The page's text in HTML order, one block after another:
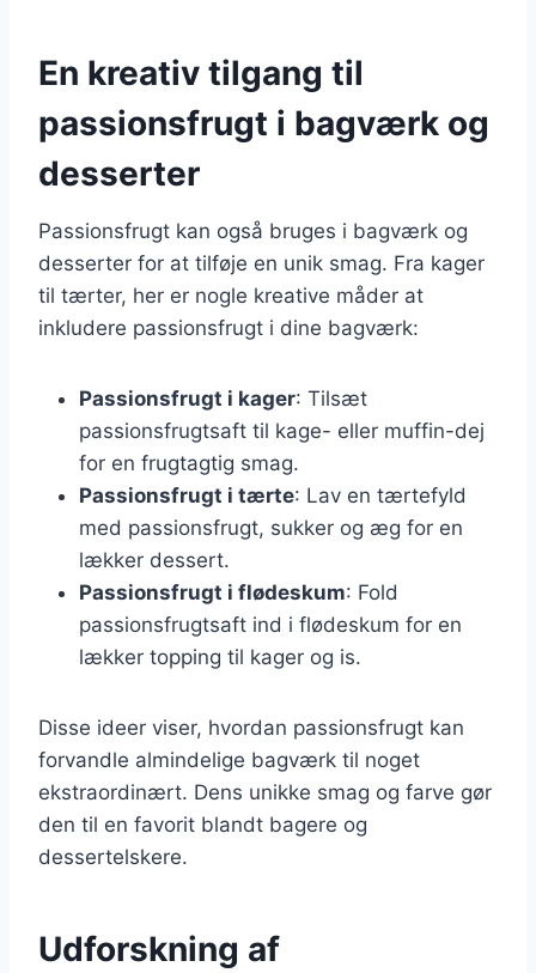
En kreativ tilgang til
passionsfrugt i bagværk og
desserter
Passionsfrugt kan også bruges i bagværk og
desserter for at tilføje en unik smag. Fra kager
til tærter, her er nogle kreative måder at
inkludere passionsfrugt i dine bagværk:
Passionsfrugt i kager: Tilsæt
passionsfrugtsaft til kage- eller muffin-dej
for en frugtagtig smag.
Passionsfrugt i tærte: Lav en tærtefyld
med passionsfrugt, sukker og æg for en
lækker dessert.
Passionsfrugt i flødeskum: Fold
passionsfrugtsaft ind i flødeskum for en
lækker topping til kager og is.
Disse ideer viser, hvordan passionsfrugt kan
forvandle almindelige bagværk til noget
ekstraordinært. Dens unikke smag og farve gør
den til en favorit blandt bagere og
dessertelskere.
Udforskning af